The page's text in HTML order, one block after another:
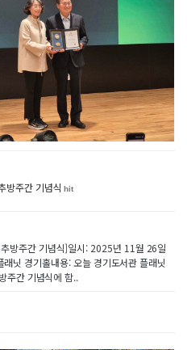
방주간 기념식hit
방주간 기념식]일시: 2025년 11월 26일
닛 경기홀내용: 오늘 경기도서관 플래닛
주간 기념식에 함..